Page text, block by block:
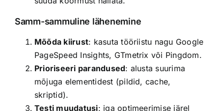
Samm-sammuline lähenemine
Mõõda kiirust: kasuta tööriistu nagu Google
PageSpeed Insights, GTmetrix või Pingdom.
Prioriseeri parandused: alusta suurima
mõjuga elementidest (pildid, cache,
skriptid).
Testi muudatusi: iga optimeerimise järel